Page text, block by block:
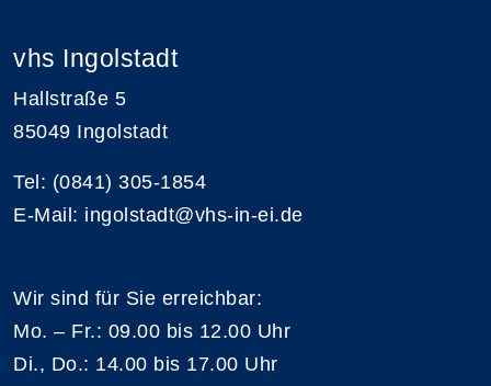
vhs Ingolstadt
Hallstraße 5
85049 Ingolstadt
Tel: (0841) 305-1854
E-Mail: ingolstadt@vhs-in-ei.de
Wir sind für Sie erreichbar:
Mo. – Fr.: 09.00 bis 12.00 Uhr
Di., Do.: 14.00 bis 17.00 Uhr